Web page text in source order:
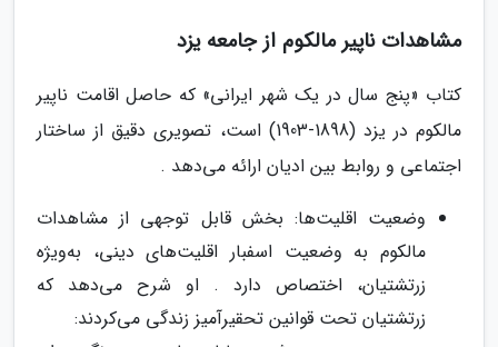
مشاهدات ناپیر مالکوم از جامعه یزد
کتاب «پنج سال در یک شهر ایرانی» که حاصل اقامت ناپیر
مالکوم در یزد (1898-1903) است، تصویری دقیق از ساختار
اجتماعی و روابط بین ادیان ارائه می‌دهد .
وضعیت اقلیت‌ها: بخش قابل توجهی از مشاهدات
مالکوم به وضعیت اسفبار اقلیت‌های دینی، به‌ویژه
زرتشتیان، اختصاص دارد . او شرح می‌دهد که
زرتشتیان تحت قوانین تحقیرآمیز زندگی می‌کردند: